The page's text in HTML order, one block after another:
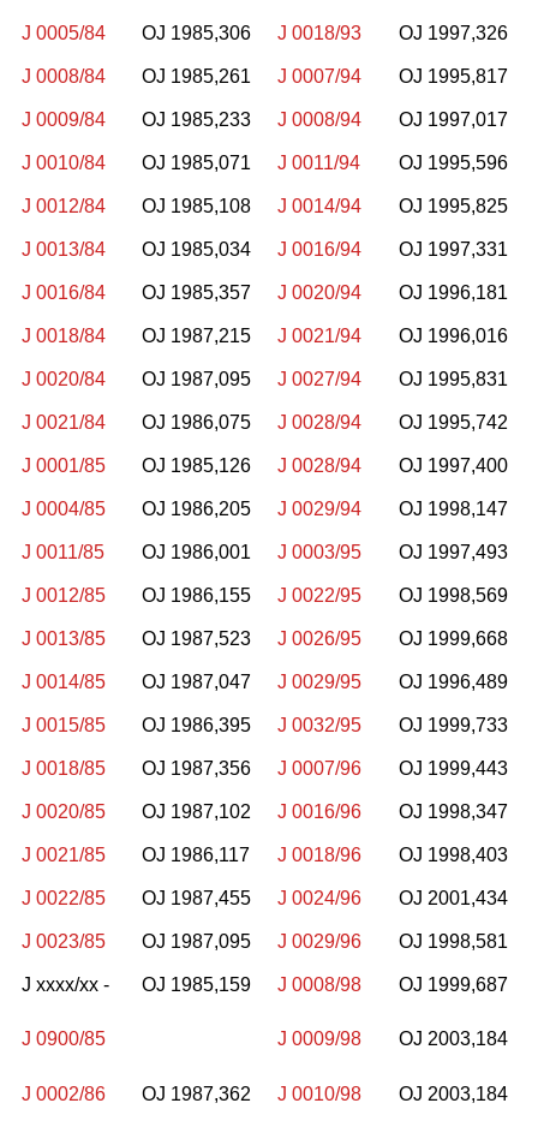
J 0005/84 OJ 1985,306 J 0018/93 OJ 1997,326
J 0008/84 OJ 1985,261 J 0007/94 OJ 1995,817
J 0009/84 OJ 1985,233 J 0008/94 OJ 1997,017
J 0010/84 OJ 1985,071 J 0011/94 OJ 1995,596
J 0012/84 OJ 1985,108 J 0014/94 OJ 1995,825
J 0013/84 OJ 1985,034 J 0016/94 OJ 1997,331
J 0016/84 OJ 1985,357 J 0020/94 OJ 1996,181
J 0018/84 OJ 1987,215 J 0021/94 OJ 1996,016
J 0020/84 OJ 1987,095 J 0027/94 OJ 1995,831
J 0021/84 OJ 1986,075 J 0028/94 OJ 1995,742
J 0001/85 OJ 1985,126 J 0028/94 OJ 1997,400
J 0004/85 OJ 1986,205 J 0029/94 OJ 1998,147
J 0011/85 OJ 1986,001 J 0003/95 OJ 1997,493
J 0012/85 OJ 1986,155 J 0022/95 OJ 1998,569
J 0013/85 OJ 1987,523 J 0026/95 OJ 1999,668
J 0014/85 OJ 1987,047 J 0029/95 OJ 1996,489
J 0015/85 OJ 1986,395 J 0032/95 OJ 1999,733
J 0018/85 OJ 1987,356 J 0007/96 OJ 1999,443
J 0020/85 OJ 1987,102 J 0016/96 OJ 1998,347
J 0021/85 OJ 1986,117 J 0018/96 OJ 1998,403
J 0022/85 OJ 1987,455 J 0024/96 OJ 2001,434
J 0023/85 OJ 1987,095 J 0029/96 OJ 1998,581
J xxxx/xx - OJ 1985,159 J 0008/98 OJ 1999,687
J 0900/85 J 0009/98 OJ 2003,184
J 0002/86 OJ 1987,362 J 0010/98 OJ 2003,184